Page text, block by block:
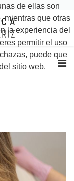
de ellas son
mientras que otras
la experiencia del
permitir el uso
puede que
sitio web.